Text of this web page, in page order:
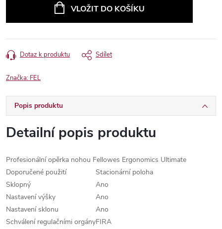
VLOŽIT DO KOŠÍKU
Dotaz k produktu Sdílet
Značka: FEL
Popis produktu
Detailní popis produktu
Profesionální opěrka nohou Fellowes Ergonomics Ultimate
Doporučené použití
Stacionární poloha
Sklopný
Ano
Nastavení výšky
Ano
Nastavení sklonu
Ano
Schválení regulačními orgányFIRA